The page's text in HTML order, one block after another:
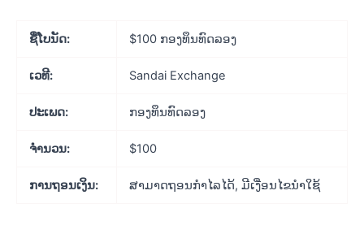
ຊື່ໂບນັດ: $100 ກອງທຶນທົດລອງ
ເວທີ: Sandai Exchange
ປະເພດ: ກອງທຶນທົດລອງ
ຈໍາ​ນວນ: $100
ການຖອນເງິນ: ສາມາດຖອນກຳໄລໄດ້, ມີເງື່ອນໄຂນຳໃຊ້